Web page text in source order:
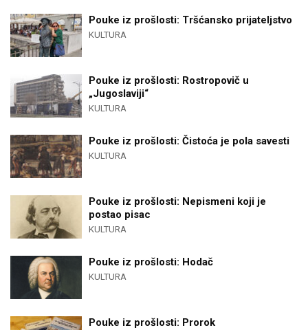
Pouke iz prošlosti: Tršćansko prijateljstvo
KULTURA
Pouke iz prošlosti: Rostropovič u
„Jugoslaviji“
KULTURA
Pouke iz prošlosti: Čistoća je pola savesti
KULTURA
Pouke iz prošlosti: Nepismeni koji je
postao pisac
KULTURA
Pouke iz prošlosti: Hodač
KULTURA
Pouke iz prošlosti: Prorok